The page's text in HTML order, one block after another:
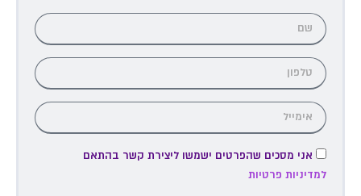
אני מסכים שהפרטים ישמשו ליצירת קשר בהתאם
למדיניות פרטיות